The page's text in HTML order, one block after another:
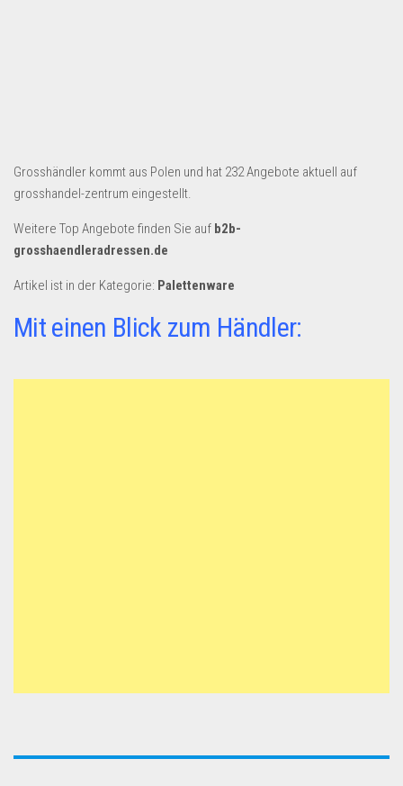
Grosshändler kommt aus Polen und hat 232 Angebote aktuell auf
grosshandel-zentrum eingestellt.
Weitere Top Angebote finden Sie auf b2b-
grosshaendleradressen.de
Artikel ist in der Kategorie: Palettenware
Mit einen Blick zum Händler: